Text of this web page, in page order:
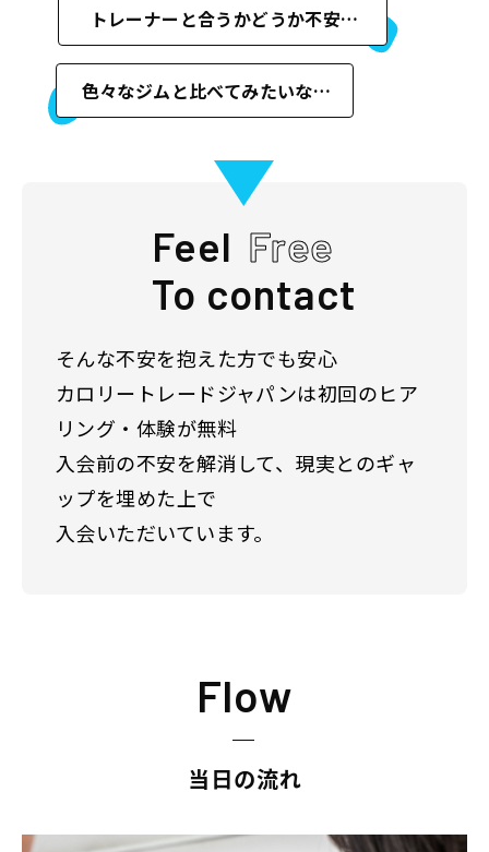
トレーナーと合うかどうか不安…
色々なジムと比べてみたいな…
Feel Free
To contact
そんな不安を抱えた方でも安心
カロリートレードジャパンは初回のヒア
リング・体験が無料
入会前の不安を解消して、現実とのギャ
ップを埋めた上で
入会いただいています。
Flow
当日の流れ